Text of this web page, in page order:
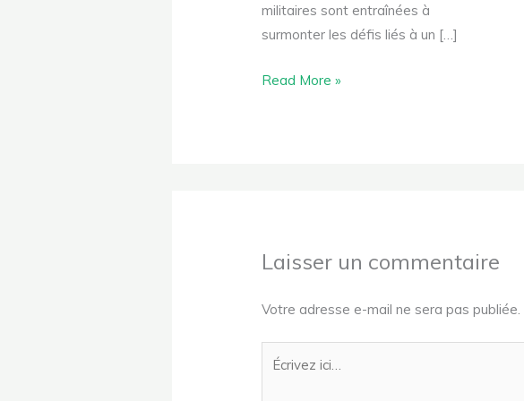
militaires sont entraînées à
surmonter les défis liés à un […]
Read More »
Laisser un commentaire
Votre adresse e-mail ne sera pas publiée.
Écrivez